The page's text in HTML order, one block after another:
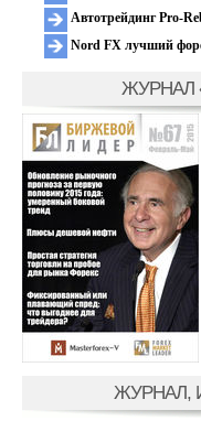
Автотрейдинг Pro-
Nord FX лучший
ЖУРНАЛ
ЖУРНАЛ,